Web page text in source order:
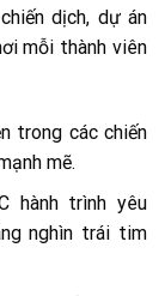
dịch, dự án
mỗi thành viên
trong các chiến
mẽ.
hành trình yêu
nghìn trái tim